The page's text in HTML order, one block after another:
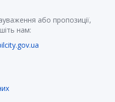
або пропозиції,
нам: